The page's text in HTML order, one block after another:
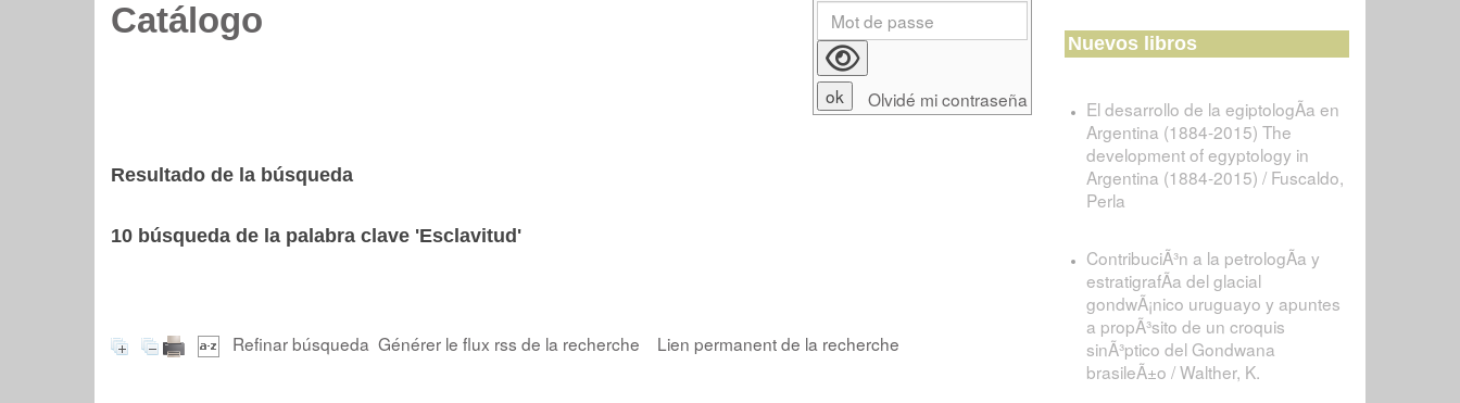
Catálogo
Resultado de la búsqueda
10 búsqueda de la palabra clave 'Esclavitud'
Refinar búsqueda Générer le flux rss de la recherche Lien permanent de la recherche
Olvidé mi contraseña
Nuevos libros
El desarrollo de la egiptologÃ­a en
Argentina (1884-2015) The
development of egyptology in
Argentina (1884-2015) / Fuscaldo,
Perla
ContribuciÃ³n a la petrologÃ­a y
estratigrafÃ­a del glacial
gondwÃ¡nico uruguayo y apuntes
a propÃ³sito de un croquis
sinÃ³ptico del Gondwana
brasileÃ±o / Walther, K.